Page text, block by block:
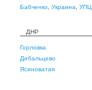
Бабченко Украина УПЦ
ДНР
Горловка
Дебальцево
Ясиноватая